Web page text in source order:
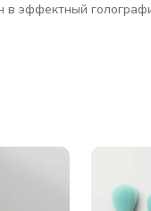
в эффектный